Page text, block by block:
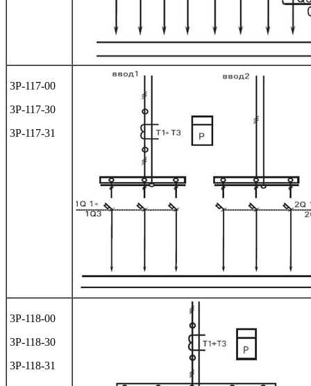
3Р-117-00
3Р-117-30
3Р-117-31
3Р-118-00
3Р-118-30
3Р-118-31